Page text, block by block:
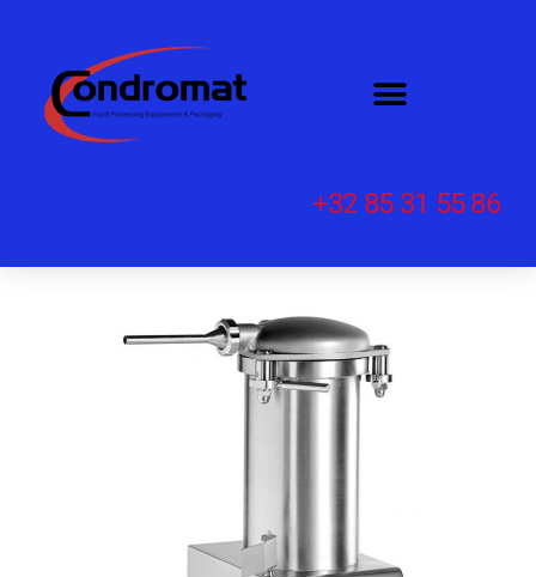
+32 85 31 55 86